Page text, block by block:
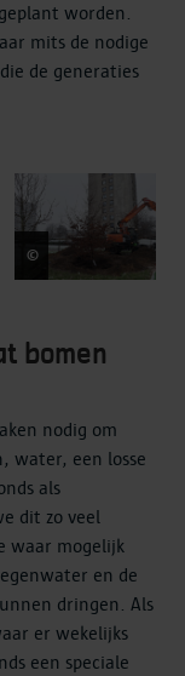
worden.
mits de nodige
de generaties
© Stad Antwerpen
bomen
nodig om
water, een losse
als
dit zo veel
waar mogelijk
en de
dringen. Als
er wekelijks
een speciale